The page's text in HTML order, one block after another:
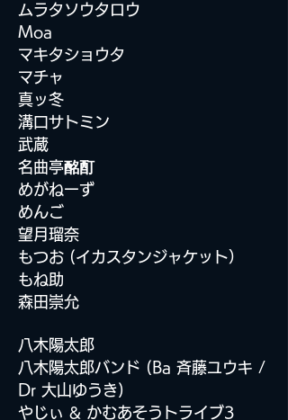
ムラタソウタロウ
Moa
マキタショウタ
​マチャ
真ッ冬
溝口サトミン
武蔵
名曲亭酩酊
めがねーず
めんご
望月瑠奈
もつお (イカスタンジャケット）
もね助
森田崇允
八木陽太郎
八木陽太郎バンド (Ba 斉藤ユウキ /
Dr 大山ゆうき)
やじぃ & かむあそうトライブ3